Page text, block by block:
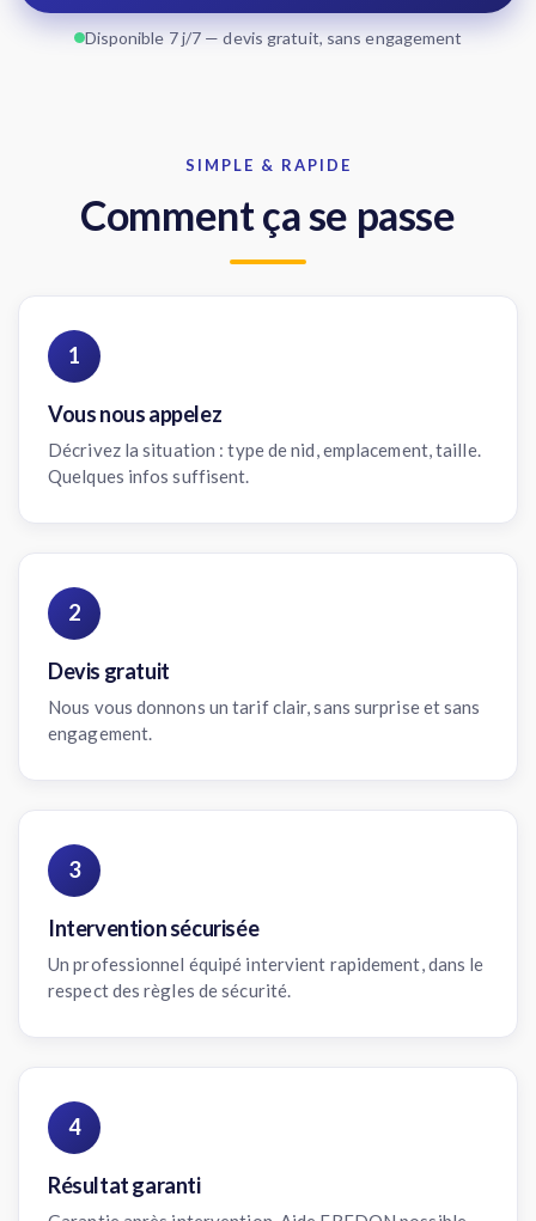
Disponible 7 j/7 — devis gratuit, sans engagement
SIMPLE & RAPIDE
Comment ça se passe
1
Vous nous appelez
Décrivez la situation : type de nid, emplacement, taille.
Quelques infos suffisent.
2
Devis gratuit
Nous vous donnons un tarif clair, sans surprise et sans
engagement.
3
Intervention sécurisée
Un professionnel équipé intervient rapidement, dans le
respect des règles de sécurité.
4
Résultat garanti